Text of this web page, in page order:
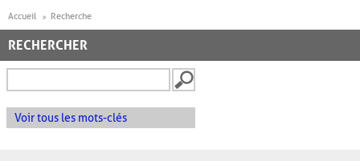
Accueil Recherche
RECHERCHER
Voir tous les mots-clés